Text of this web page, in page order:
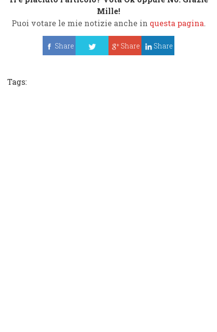
Mille!
Puoi votare le mie notizie anche in questa pagina.
Share
Share Share
Tags: